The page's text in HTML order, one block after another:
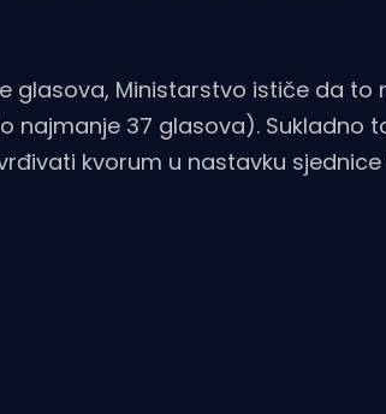
glasova, Ministarstvo ističe da
najmanje 37 glasova). Sukladno
kvorum u nastavku